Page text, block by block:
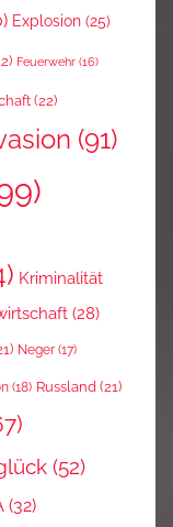
Explosion (25)
Feuerwehr (16)
(22)
(91)
Kriminalität
(28)
Neger (17)
(18) Russland (21)
(52)
(32)